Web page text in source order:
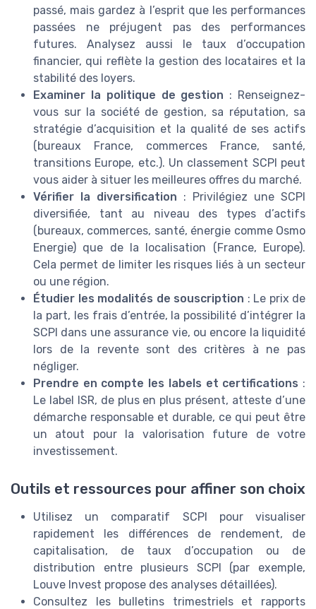
passé, mais gardez à l’esprit que les performances
passées ne préjugent pas des performances
futures. Analysez aussi le taux d’occupation
financier, qui reflète la gestion des locataires et la
stabilité des loyers.
Examiner la politique de gestion : Renseignez-
vous sur la société de gestion, sa réputation, sa
stratégie d’acquisition et la qualité de ses actifs
(bureaux France, commerces France, santé,
transitions Europe, etc.). Un classement SCPI peut
vous aider à situer les meilleures offres du marché.
Vérifier la diversification : Privilégiez une SCPI
diversifiée, tant au niveau des types d’actifs
(bureaux, commerces, santé, énergie comme Osmo
Energie) que de la localisation (France, Europe).
Cela permet de limiter les risques liés à un secteur
ou une région.
Étudier les modalités de souscription : Le prix de
la part, les frais d’entrée, la possibilité d’intégrer la
SCPI dans une assurance vie, ou encore la liquidité
lors de la revente sont des critères à ne pas
négliger.
Prendre en compte les labels et certifications :
Le label ISR, de plus en plus présent, atteste d’une
démarche responsable et durable, ce qui peut être
un atout pour la valorisation future de votre
investissement.
Outils et ressources pour affiner son choix
Utilisez un comparatif SCPI pour visualiser
rapidement les différences de rendement, de
capitalisation, de taux d’occupation ou de
distribution entre plusieurs SCPI (par exemple,
Louve Invest propose des analyses détaillées).
Consultez les bulletins trimestriels et rapports